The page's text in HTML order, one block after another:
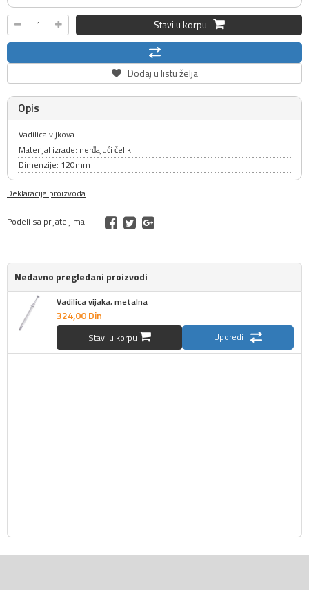
Stavi u korpu
Dodaj u listu želja
Opis
Vadilica vijkova
Materijal izrade: nerđajući čelik
Dimenzije: 120mm
Deklaracija proizvoda
Podeli sa prijateljima:
Nedavno pregledani proizvodi
Vadilica vijaka, metalna
324,00Din
Stavi u korpu Uporedi